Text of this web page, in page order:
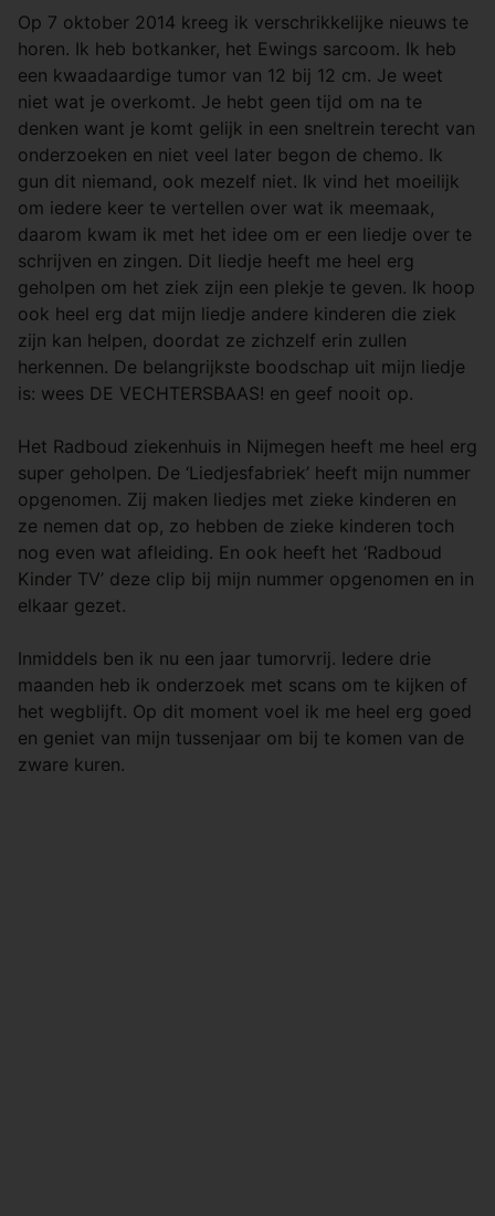
Op 7 oktober 2014 kreeg ik verschrikkelijke nieuws te
horen. Ik heb botkanker, het Ewings sarcoom. Ik heb
een kwaadaardige tumor van 12 bij 12 cm. Je weet
niet wat je overkomt. Je hebt geen tijd om na te
denken want je komt gelijk in een sneltrein terecht van
onderzoeken en niet veel later begon de chemo. Ik
gun dit niemand, ook mezelf niet. Ik vind het moeilijk
om iedere keer te vertellen over wat ik meemaak,
daarom kwam ik met het idee om er een liedje over te
schrijven en zingen. Dit liedje heeft me heel erg
geholpen om het ziek zijn een plekje te geven. Ik hoop
ook heel erg dat mijn liedje andere kinderen die ziek
zijn kan helpen, doordat ze zichzelf erin zullen
herkennen. De belangrijkste boodschap uit mijn liedje
is: wees DE VECHTERSBAAS! en geef nooit op.
Het Radboud ziekenhuis in Nijmegen heeft me heel erg
super geholpen. De ‘Liedjesfabriek’ heeft mijn nummer
opgenomen. Zij maken liedjes met zieke kinderen en
ze nemen dat op, zo hebben de zieke kinderen toch
nog even wat afleiding. En ook heeft het ‘Radboud
Kinder TV’ deze clip bij mijn nummer opgenomen en in
elkaar gezet.
Inmiddels ben ik nu een jaar tumorvrij. Iedere drie
maanden heb ik onderzoek met scans om te kijken of
het wegblijft. Op dit moment voel ik me heel erg goed
en geniet van mijn tussenjaar om bij te komen van de
zware kuren.